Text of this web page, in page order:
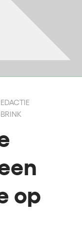
op